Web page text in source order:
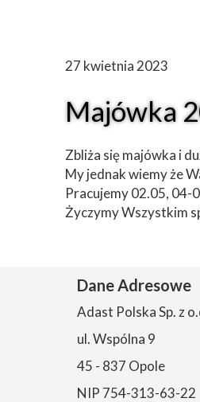
27 kwietnia 2023
Majówka
Zbliża się majówka i
My jednak wiemy że
Pracujemy 02.05, 04-
Życzymy Wszystkim
Dane Adresowe
Adast Polska Sp. z
ul. Wspólna 9
45 - 837 Opole
NIP 754-313-63-22